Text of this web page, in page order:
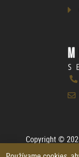
Copyright ©